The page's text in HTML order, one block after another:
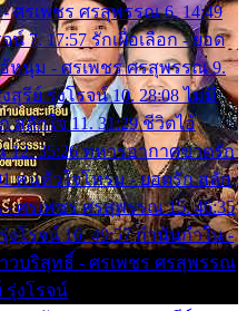
ศรเพชร ศรสุพรรณ 6. 14:49
น์ 7. 17:57 รักเผื่อเลือก - ยอด
อ้หนุ่ม - ศรเพชร ศรสุพรรณ 9.
รีย์ รุ่งโรจน์ 10. 28:08 ไม่มี
สลักใจ 11. 31:29 ชีวิตไอ้
35:26 ทหารอากาศขาดรัก
คนหัวใจโทรม - ยอดรัก สลัก
- ศรเพชร ศรสุพรรณ 15. 46:35
โรจน์ 16. 49:57 กำนันกำใน -
าวบริสุทธิ์ - ศรเพชร ศรสุพรรณ
รุ่งโรจน์